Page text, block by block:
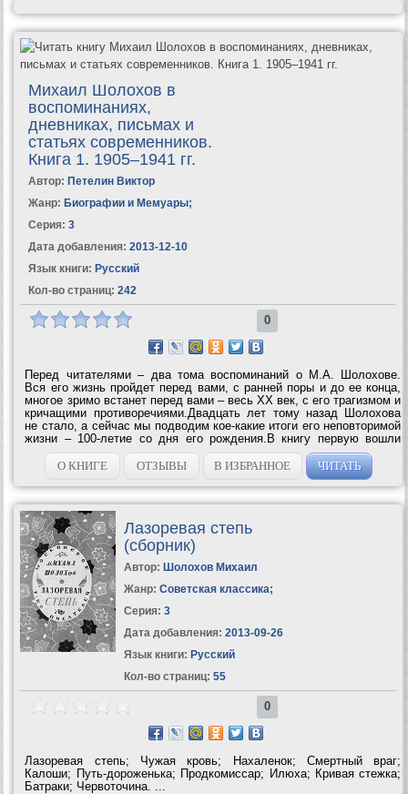
Михаил Шолохов в
воспоминаниях,
дневниках, письмах и
статьях современников.
Книга 1. 1905–1941 гг.
Автор: Петелин Виктор
Жанр: Биографии и Мемуары;
Серия: 3
Дата добавления: 2013-12-10
Язык книги: Русский
Кол-во страниц: 242
0
Перед читателями – два тома воспоминаний о М.А. Шолохове.
Вся его жизнь пройдет перед вами, с ранней поры и до ее конца,
многое зримо встанет перед вами – весь XX век, с его трагизмом и
кричащими противоречиями.Двадцать лет тому назад Шолохова
не стало, а сейчас мы подводим кое-какие итоги его неповторимой
жизни – 100-летие со дня его рождения.В книгу первую вошли
статьи, воспоминания, дневники, письма и интервью
современников М.А....
О КНИГЕ ОТЗЫВЫ В ИЗБРАННОЕ ЧИТАТЬ
Лазоревая степь
(сборник)
Автор: Шолохов Михаил
Жанр: Советская классика;
Серия: 3
Дата добавления: 2013-09-26
Язык книги: Русский
Кол-во страниц: 55
0
Лазоревая степь; Чужая кровь; Нахаленок; Смертный враг;
Калоши; Путь-дороженька; Продкомиссар; Илюха; Кривая стежка;
Батраки; Червоточина. ...